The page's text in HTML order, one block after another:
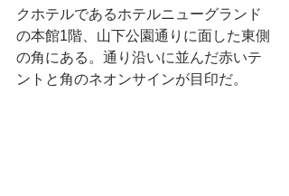
クホテルであるホテルニューグランド
の本館1階、山下公園通りに面した東側
の角にある。通り沿いに並んだ赤いテ
ントと角のネオンサインが目印だ。